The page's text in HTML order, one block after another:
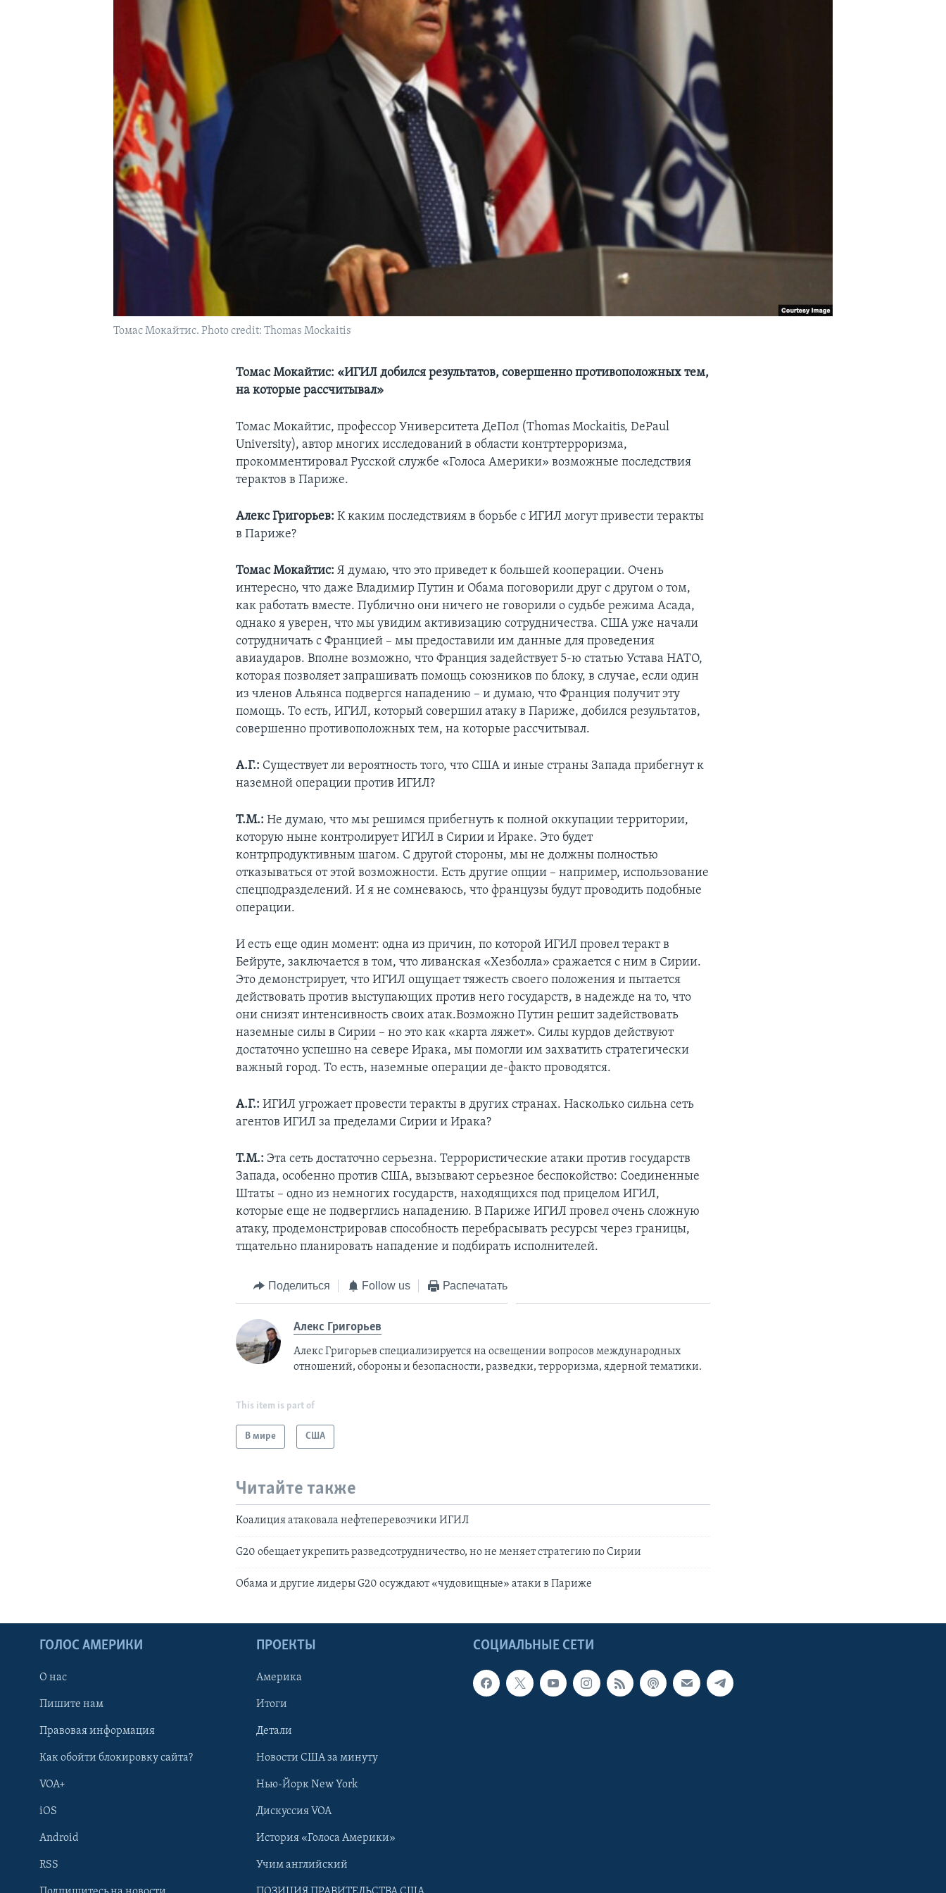
Learning English
Томас Мокайтис. Photo credit: Thomas Mockaitis
Томас Мокайтис: «ИГИЛ добился результатов, совершенно противоположных тем,
на которые рассчитывал»
Томас Мокайтис, профессор Университета ДеПол (Thomas Mockaitis, DePaul
University), автор многих исследований в области контртерроризма,
прокомментировал Русской службе «Голоса Америки» возможные последствия
терактов в Париже.
Алекс Григорьев: К каким последствиям в борьбе с ИГИЛ могут привести теракты
в Париже?
Томас Мокайтис: Я думаю, что это приведет к большей кооперации. Очень
интересно, что даже Владимир Путин и Обама поговорили друг с другом о том,
как работать вместе. Публично они ничего не говорили о судьбе режима Асада,
однако я уверен, что мы увидим активизацию сотрудничества. США уже начали
сотрудничать с Францией – мы предоставили им данные для проведения
авиаударов. Вполне возможно, что Франция задействует 5-ю статью Устава НАТО,
которая позволяет запрашивать помощь союзников по блоку, в случае, если один
из членов Альянса подвергся нападению – и думаю, что Франция получит эту
помощь. То есть, ИГИЛ, который совершил атаку в Париже, добился результатов,
совершенно противоположных тем, на которые рассчитывал.
А.Г.: Существует ли вероятность того, что США и иные страны Запада прибегнут к
наземной операции против ИГИЛ?
Т.М.:Не думаю, что мы решимся прибегнуть к полной оккупации территории,
которую ныне контролирует ИГИЛ в Сирии и Ираке. Это будет
контрпродуктивным шагом. С другой стороны, мы не должны полностью
отказываться от этой возможности. Есть другие опции – например, использование
спецподразделений. И я не сомневаюсь, что французы будут проводить подобные
операции.
И есть еще один момент: одна из причин, по которой ИГИЛ провел теракт в
Бейруте, заключается в том, что ливанская «Хезболла» сражается с ним в Сирии.
Это демонстрирует, что ИГИЛ ощущает тяжесть своего положения и пытается
действовать против выступающих против него государств, в надежде на то, что
они снизят интенсивность своих атак.Возможно Путин решит задействовать
наземные силы в Сирии – но это как «карта ляжет». Силы курдов действуют
достаточно успешно на севере Ирака, мы помогли им захватить стратегически
важный город. То есть, наземные операции де-факто проводятся.
А.Г.: ИГИЛ угрожает провести теракты в других странах. Насколько сильна сеть
агентов ИГИЛ за пределами Сирии и Ирака?
Т.М.: Эта сеть достаточно серьезна. Террористические атаки против государств
Запада, особенно против США, вызывают серьезное беспокойство: Соединенные
Штаты – одно из немногих государств, находящихся под прицелом ИГИЛ,
которые еще не подверглись нападению. В Париже ИГИЛ провел очень сложную
атаку, продемонстрировав способность перебрасывать ресурсы через границы,
тщательно планировать нападение и подбирать исполнителей.
Поделиться Follow us Распечатать
Алекс Григорьев
Алекс Григорьев специализируется на освещении вопросов международных
отношений, обороны и безопасности, разведки, терроризма, ядерной тематики.
This item is part of
В мире США
Читайте также
Коалиция атаковала нефтеперевозчики ИГИЛ
G20 обещает укрепить разведсотрудничество, но не меняет стратегию по Сирии
Обама и другие лидеры G20 осуждают «чудовищные» атаки в Париже
СОЦИАЛЬНЫЕ СЕТИ
ГОЛОС АМЕРИКИ
О нас
Пишите нам
Правовая информация
Как обойти блокировку сайта?
VOA+
iOS
Android
RSS
ПРОЕКТЫ
Америка
Итоги
Детали
Новости США за минуту
Нью-Йорк New York
Дискуссия VOA
История «Голоса Америки»
Учим английский